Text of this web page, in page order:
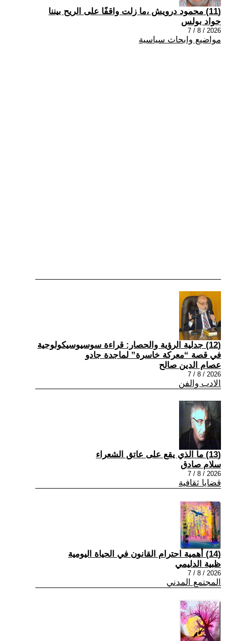
(11) محمود درويش ،ما زلت واقفًا على الريح بيننا
جواد بولس
2026 / 8 / 7
مواضيع وابحاث سياسية
(12) جدلية الرؤية والحصار: قراءة سوسيوسيكولوجية
في قصة “معركة خاسرة” لماجدة جادو
عصام الدين صالح
2026 / 8 / 7
الادب والفن
(13) ما الذي يقع على عاتق الشعراء
سلام صادق
2026 / 8 / 7
قضايا ثقافية
(14) أهمية احترام القانون في الحياة اليومية
ظبية الدليمي
2026 / 8 / 7
المجتمع المدني